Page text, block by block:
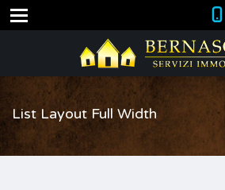
List Layout Full Width